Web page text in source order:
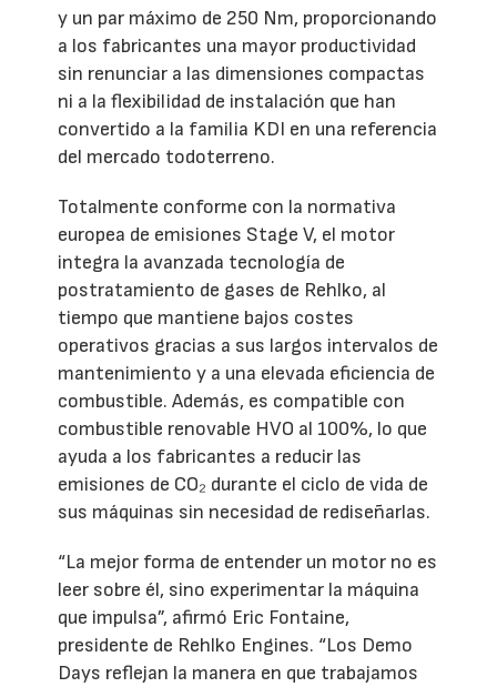
y un par máximo de 250 Nm, proporcionando
a los fabricantes una mayor productividad
sin renunciar a las dimensiones compactas
ni a la flexibilidad de instalación que han
convertido a la familia KDI en una referencia
del mercado todoterreno.
Totalmente conforme con la normativa
europea de emisiones Stage V, el motor
integra la avanzada tecnología de
postratamiento de gases de Rehlko, al
tiempo que mantiene bajos costes
operativos gracias a sus largos intervalos de
mantenimiento y a una elevada eficiencia de
combustible. Además, es compatible con
combustible renovable HVO al 100%, lo que
ayuda a los fabricantes a reducir las
emisiones de CO₂ durante el ciclo de vida de
sus máquinas sin necesidad de rediseñarlas.
“La mejor forma de entender un motor no es
leer sobre él, sino experimentar la máquina
que impulsa”, afirmó Eric Fontaine,
presidente de Rehlko Engines. “Los Demo
Days reflejan la manera en que trabajamos